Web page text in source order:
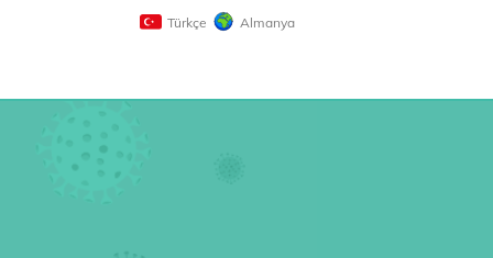
Türkçe Almanya